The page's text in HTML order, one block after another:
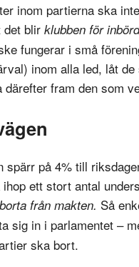
inom partierna ska
blir klubben för
fungerar i små
inom alla led, låt
därefter fram den som
spärr på 4% till
ett stort antal
borta från makten. Så
sig in i parlamentet –
ska bort.